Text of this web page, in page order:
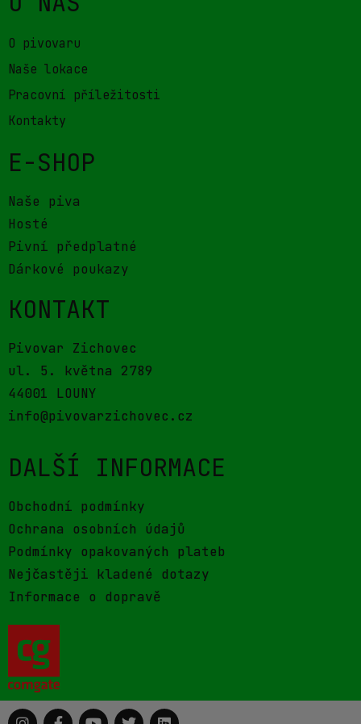
O pivovaru
Naše lokace
Pracovní příležitosti
Kontakty
E-SHOP
Naše piva
Hosté
Pivní předplatné
Dárkové poukazy
KONTAKT
Pivovar Zichovec
ul. 5. května 2789
44001 LOUNY
info@pivovarzichovec.cz
DALŠÍ INFORMACE
Obchodní podmínky
Ochrana osobních údajů
Podmínky opakovaných plateb
Nejčastěji kladené dotazy
Informace o dopravě